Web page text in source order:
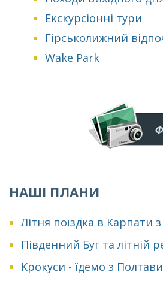
Екскурсіонні тури
Гірськолижний
Wake Park
НАШІ ПЛАНИ
Літня поїздка в Карпати
Південний Буг та літній
Крокуси - їдемо з Полтави